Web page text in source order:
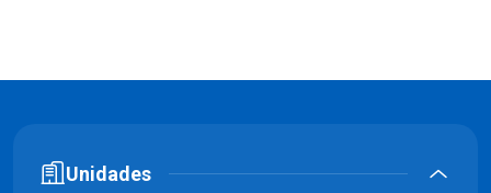
Unidades